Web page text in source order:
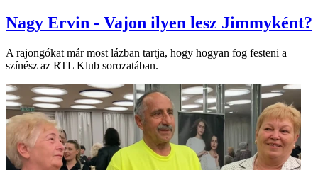
Nagy Ervin - Vajon ilyen lesz Jimmyként?
A rajongókat már most lázban tartja, hogy hogyan fog festeni a
színész az RTL Klub sorozatában.